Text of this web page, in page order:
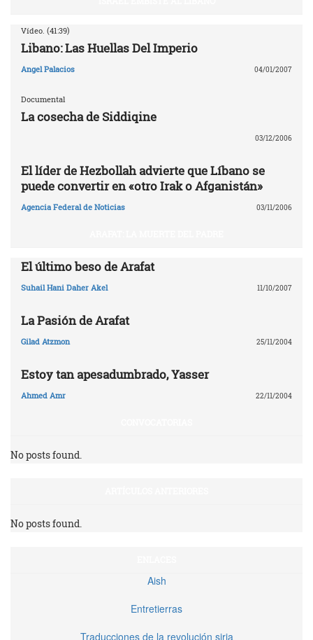
Vídeo. (41:39)
Libano: Las Huellas Del Imperio
Angel Palacios 04/01/2007
Documental
La cosecha de Siddiqine
03/12/2006
El líder de Hezbollah advierte que Líbano se
puede convertir en «otro Irak o Afganistán»
Agencia Federal de Noticias 03/11/2006
El último beso de Arafat
Suhail Hani Daher Akel 11/10/2007
La Pasión de Arafat
Gilad Atzmon 25/11/2004
Estoy tan apesadumbrado, Yasser
Ahmed Amr 22/11/2004
No posts found.
No posts found.
Aish
Entretierras
Traducciones de la revolución siria